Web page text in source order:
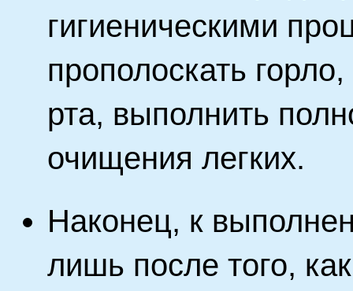
гигиеническими
прополоскать
рта, выполнить
очищения легких.
Наконец, к
лишь после того,